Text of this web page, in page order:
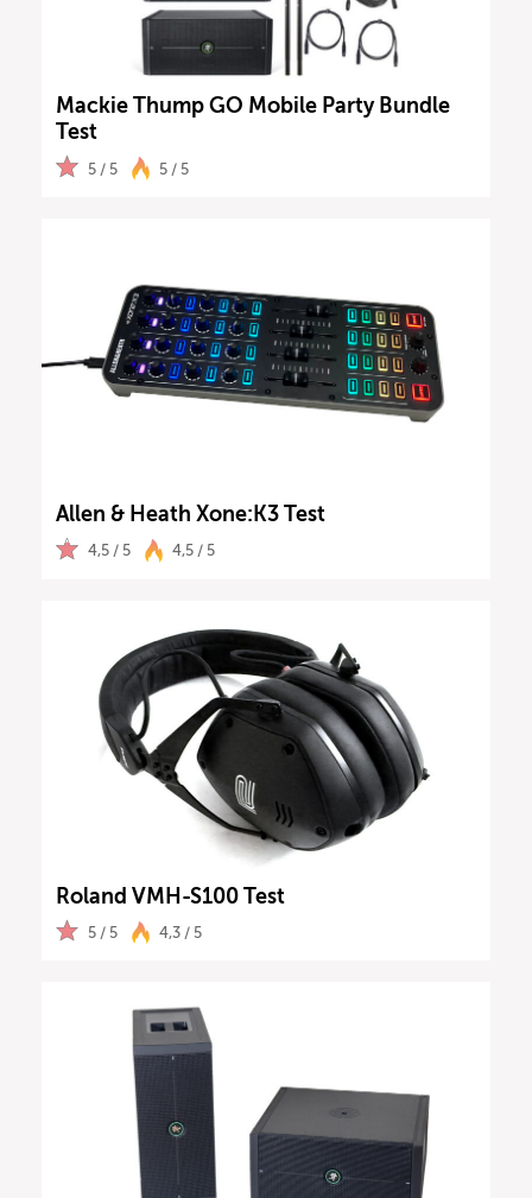
Mackie Thump GO Mobile Party Bundle
Test
5 / 5 5 / 5
Allen & Heath Xone:K3 Test
4,5 / 5 4,5 / 5
Roland VMH-S100 Test
5 / 5 4,3 / 5